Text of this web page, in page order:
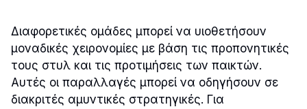
Διαφορετικές ομάδες μπορεί να υιοθετήσουν
μοναδικές χειρονομίες με βάση τις προπονητικές
τους στυλ και τις προτιμήσεις των παικτών.
Αυτές οι παραλλαγές μπορεί να οδηγήσουν σε
διακριτές αμυντικές στρατηγικές. Για